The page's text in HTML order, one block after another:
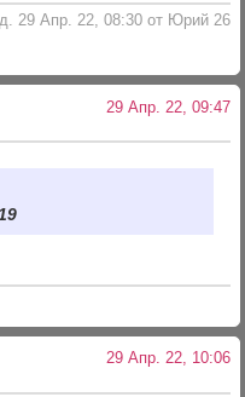
29 Апр. 22, 08:30 от Юрий 26
29 Апр. 22, 09:47
29 Апр. 22, 10:06